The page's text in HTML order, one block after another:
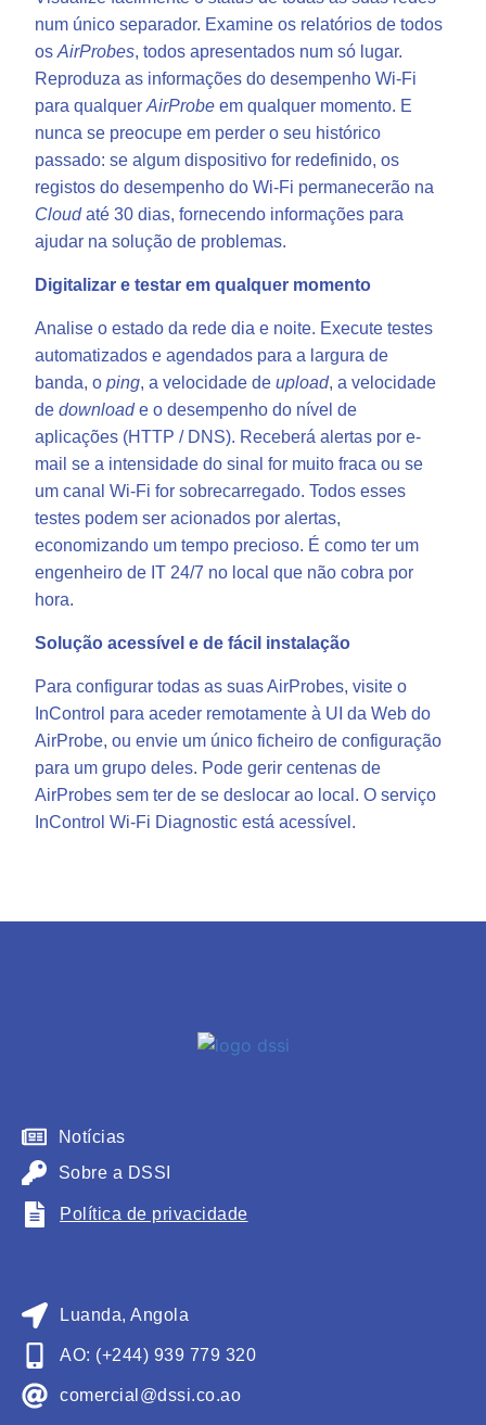
num único separador. Examine os relatórios de todos
os AirProbes, todos apresentados num só lugar.
Reproduza as informações do desempenho Wi-Fi
para qualquer AirProbe em qualquer momento. E
nunca se preocupe em perder o seu histórico
passado: se algum dispositivo for redefinido, os
registos do desempenho do Wi-Fi permanecerão na
Cloudaté 30 dias, fornecendo informações para
ajudar na solução de problemas.
Digitalizar e testar em qualquer momento
Analise o estado da rede dia e noite. Execute testes
automatizados e agendados para a largura de
banda, o ping, a velocidade de upload, a velocidade
de downloade o desempenho do nível de
aplicações (HTTP / DNS). Receberá alertas por e-
mail se a intensidade do sinal for muito fraca ou se
um canal Wi-Fi for sobrecarregado. Todos esses
testes podem ser acionados por alertas,
economizando um tempo precioso. É como ter um
engenheiro de IT 24/7 no local que não cobra por
hora.
Solução acessível e de fácil instalação
Para configurar todas as suas AirProbes, visite o
InControl para aceder remotamente à UI da Web do
AirProbe, ou envie um único ficheiro de configuração
para um grupo deles. Pode gerir centenas de
AirProbes sem ter de se deslocar ao local. O serviço
InControl Wi-Fi Diagnostic está acessível.
Notícias
Sobre a DSSI
Política de privacidade
Luanda, Angola
AO: (+244) 939 779 320
comercial@dssi.co.ao